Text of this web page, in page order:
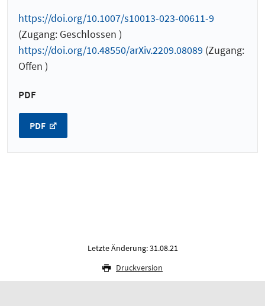
https://doi.org/10.1007/s10013-023-00611-9
(Zugang: Geschlossen )
https://doi.org/10.48550/arXiv.2209.08089 (Zugang:
Offen )
PDF
PDF
Letzte Änderung: 31.08.21
Druckversion